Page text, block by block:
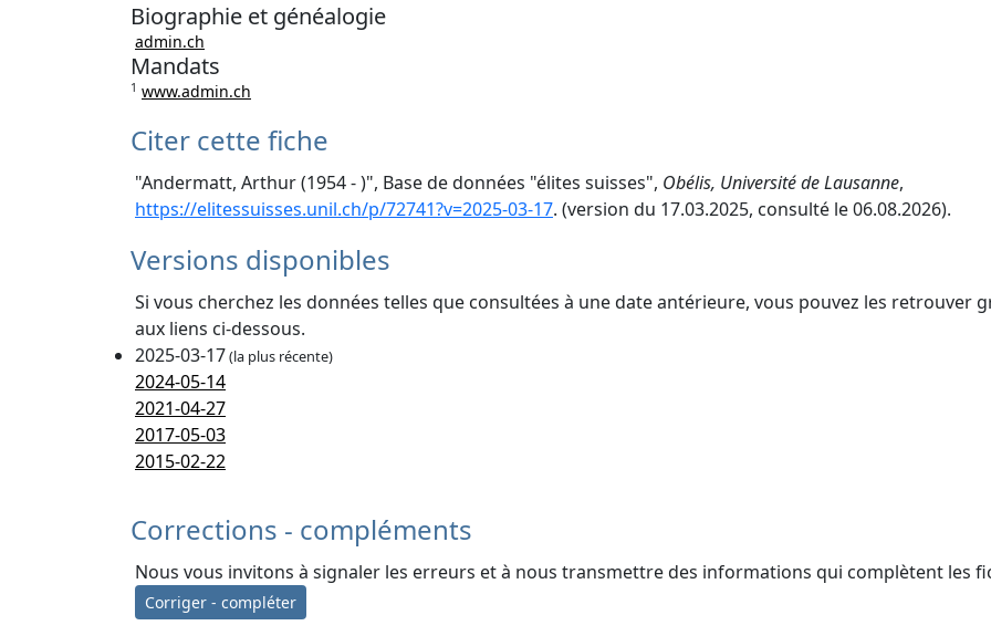
Biographie et généalogie
admin.ch
Mandats
1 www.admin.ch
Citer cette fiche
"Andermatt, Arthur (1954 - )", Base de données "élites suisses", Obélis, Université de Lausanne,
https://elitessuisses.unil.ch/p/72741?v=2025-03-17. (version du 17.03.2025, consulté le 06.08.2026).
Versions disponibles
Si vous cherchez les données telles que consultées à une date antérieure, vous pouvez les retrouver
aux liens ci-dessous.
2025-03-17(la plus récente)
2024-05-14
2021-04-27
2017-05-03
2015-02-22
Corrections - compléments
Nous vous invitons à signaler les erreurs et à nous transmettre des informations qui complètent les
Corriger - compléter